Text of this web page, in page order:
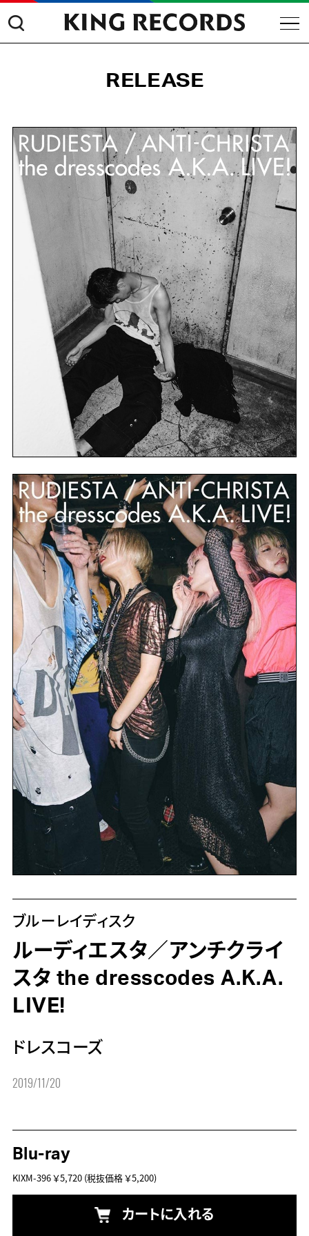
RELEASE
ブルーレイディスク
ルーディエスタ／アンチクライ
スタ the dresscodes A.K.A.
LIVE!
ドレスコーズ
2019/11/20
Blu-ray
KIXM-396￥5,720(税抜価格 ￥5,200)
カートに入れる